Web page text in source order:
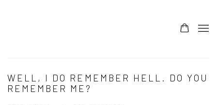
WELL, I DO REMEMBER HELL. DO YOU
REMEMBER ME?